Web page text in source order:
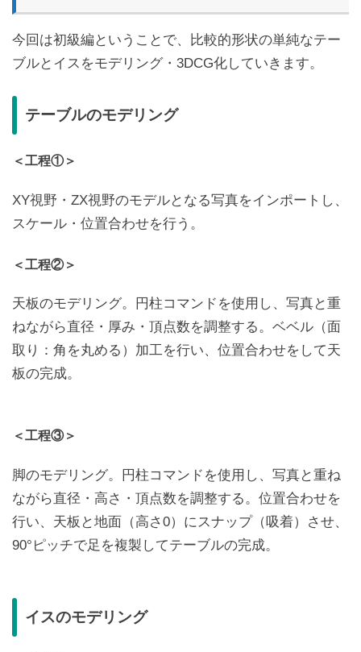
今回は初級編ということで、比較的形状の単純なテー
ブルとイスをモデリング・3DCG化していきます。
テーブルのモデリング
＜工程①＞
XY視野・ZX視野のモデルとなる写真をインポートし、
スケール・位置合わせを行う。
＜工程②＞
天板のモデリング。円柱コマンドを使用し、写真と重
ねながら直径・厚み・頂点数を調整する。ベベル（面
取り：角を丸める）加工を行い、位置合わせをして天
板の完成。
＜工程③＞
脚のモデリング。円柱コマンドを使用し、写真と重ね
ながら直径・高さ・頂点数を調整する。位置合わせを
行い、天板と地面（高さ0）にスナップ（吸着）させ、
90°ピッチで足を複製してテーブルの完成。
イスのモデリング